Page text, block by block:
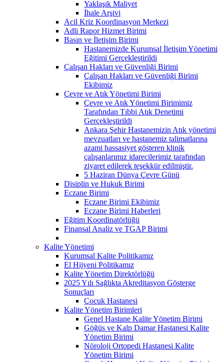
Yaklaşık Maliyet
İhale Arşivi
Acil Kriz Koordinasyon Merkezi
Adli Rapor Hizmet Birimi
Basın ve İletişim Birimi
Hastanemizde Kurumsal İletişim Yönetimi
Eğitimi Gerçekleştirildi
Çalışan Hakları ve Güvenliği Birimi
Çalışan Hakları ve Güvenliği Birimi
Ekibimiz
Çevre ve Atık Yönetimi Birimi
Çevre ve Atık Yönetimi Birimimiz
Tarafından Tıbbi Atık Denetimi
Gerçekleştirildi
Ankara Şehir Hastanemizin Atık yönetimi
mevzuatları ve hastanemiz talimatlarına
azami hassasiyet gösteren klinik
çalışanlarımız idarecilerimiz tarafından
ziyaret edilerek teşekkür edilmiştir.
5 Haziran Dünya Çevre Günü
Disiplin ve Hukuk Birimi
Eczane Birimi
Eczane Birimi Ekibimiz
Eczane Birimi Haberleri
Eğitim Koordinatörlüğü
Finansal Analiz ve TGAP Birimi
Kalite Yönetimi
Kurumsal Kalite Politikamız
El Hijyeni Politikamız
Kalite Yönetim Direktörlüğü
2025 Yılı Sağlıkta Akreditasyon Gösterge
Sonuçları
Çocuk Hastanesi
Kalite Yönetim Birimleri
Genel Hastane Kalite Yönetim Birimi
Göğüs ve Kalp Damar Hastanesi Kalite
Yönetim Birimi
Nöroloji Ortopedi Hastanesi Kalite
Yönetim Birimi